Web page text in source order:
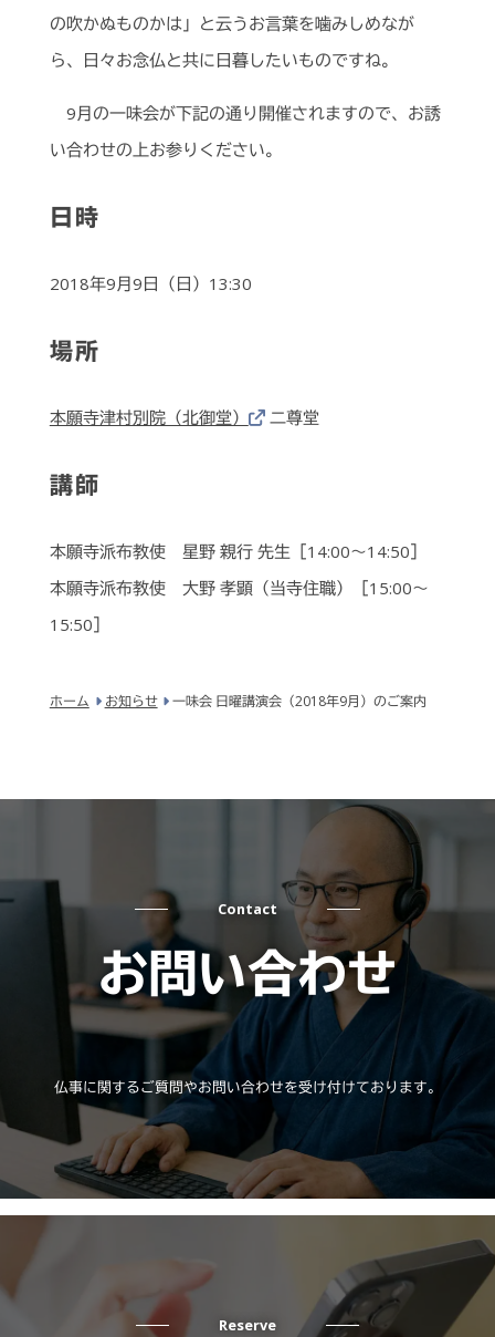
の吹かぬものかは」と云うお言葉を噛みしめなが
ら、日々お念仏と共に日暮したいものですね。
9月の一味会が下記の通り開催されますので、お誘
い合わせの上お参りください。
日時
2018年9月9日（日）13:30
場所
本願寺津村別院（北御堂） 二尊堂
講師
本願寺派布教使 星野 親行 先生［14:00～14:50］
本願寺派布教使 大野 孝顕（当寺住職）［15:00～
15:50］
ホーム お知らせ 一味会 日曜講演会（2018年9月）のご案内
Contact
お問い合わせ
仏事に関するご質問やお問い合わせを受け付けております。
Reserve